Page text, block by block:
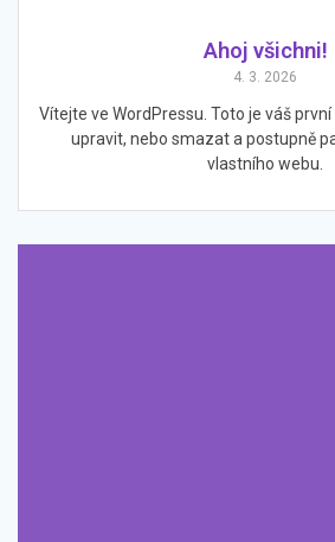
Ahoj všichni!
4. 3. 2026
Vítejte ve WordPressu. Toto je váš
upravit, nebo smazat a postupně
vlastního webu.